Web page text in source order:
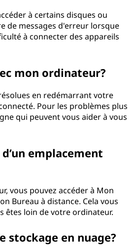
à certains disques ou
de messages d'erreur lorsque
à connecter des appareils
mon ordinateur?
en redémarrant votre
Pour les problèmes plus
qui peuvent vous aider à vous
emplacement
vous pouvez accéder à Mon
Bureau à distance. Cela vous
êtes loin de votre ordinateur.
stockage en nuage?